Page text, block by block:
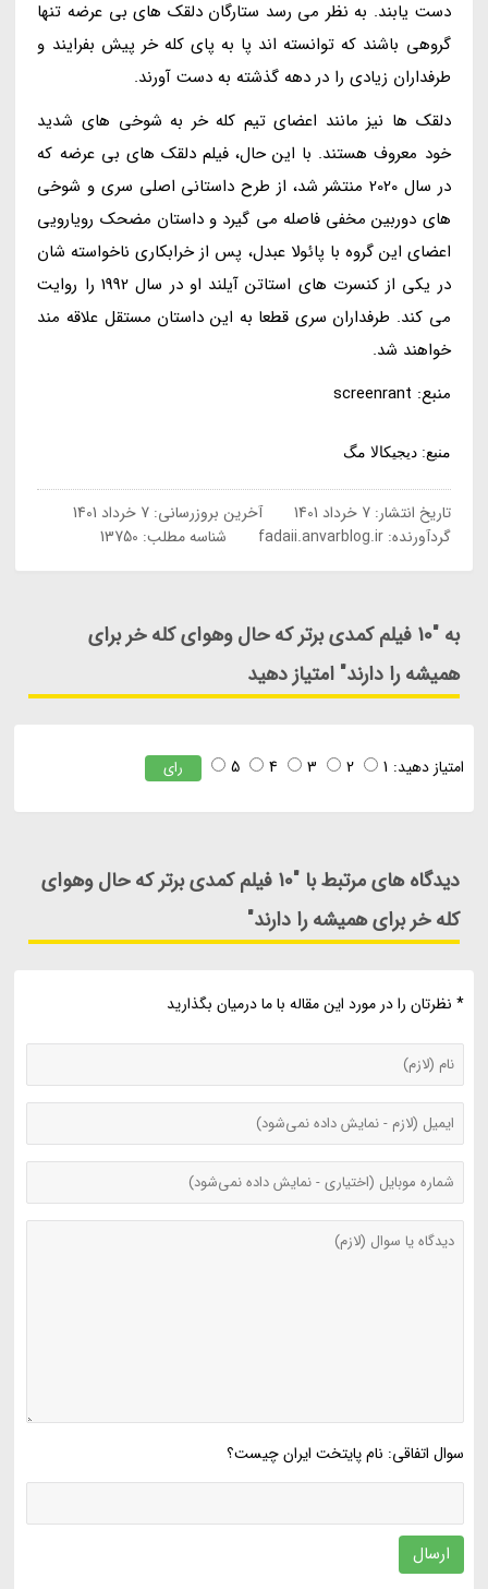
دست یابند. به نظر می رسد ستارگان دلقک های بی عرضه تنها
گروهی باشند که توانسته اند پا به پای کله خر پیش بفرایند و
طرفداران زیادی را در دهه گذشته به دست آورند.
دلقک ها نیز مانند اعضای تیم کله خر به شوخی های شدید
خود معروف هستند. با این حال، فیلم دلقک های بی عرضه که
در سال 2020 منتشر شد، از طرح داستانی اصلی سری و شوخی
های دوربین مخفی فاصله می گیرد و داستان مضحک رویارویی
اعضای این گروه با پائولا عبدل، پس از خرابکاری ناخواسته شان
در یکی از کنسرت های استاتن آیلند او در سال 1992 را روایت
می کند. طرفداران سری قطعا به این داستان مستقل علاقه مند
خواهند شد.
منبع: screenrant
منبع: دیجیکالا مگ
تاریخ انتشار:7 خرداد 1401 آخرین بروزرسانی:7 خرداد 1401
گردآورنده:fadaii.anvarblog.ir شناسه مطلب: 13750
به "10 فیلم کمدی برتر که حال وهوای کله خر برای
همیشه را دارند" امتیاز دهید
امتیاز دهید: 1
2
3
4
5 رای
دیدگاه های مرتبط با "10 فیلم کمدی برتر که حال وهوای
کله خر برای همیشه را دارند"
* نظرتان را در مورد این مقاله با ما درمیان بگذارید
سوال اتفاقی: نام پایتخت ایران چیست؟
ارسال